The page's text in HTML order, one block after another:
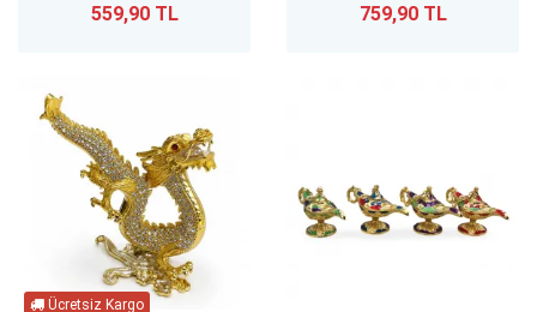
559,90 TL 759,90 TL